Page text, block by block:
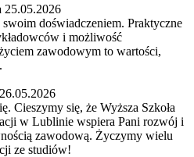
25.05.2026
doświadczeniem. Praktyczne
i możliwość
zawodowym to wartości,
Cieszymy się, że Wyższa Szkoła
w Lublinie wspiera Pani rozwój i
zawodową. Życzymy wielu
ze studiów!